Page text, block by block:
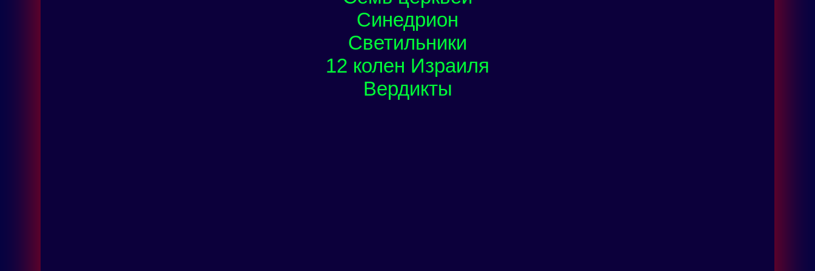
Синедрион
Светильники
12 колен Израиля
Вердикты